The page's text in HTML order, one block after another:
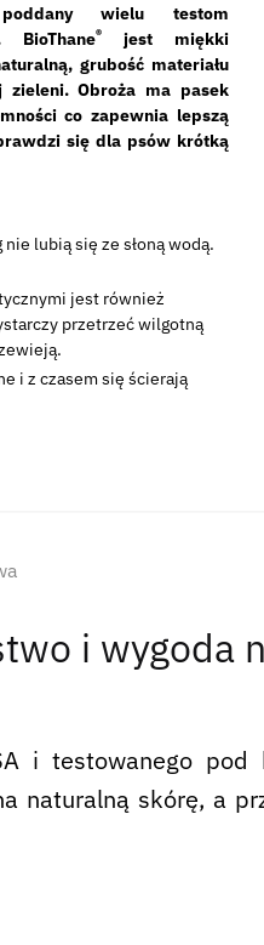
poddany wielu testom
BioThane®jest miękki
grubość materiału
zieleni. Obroża ma pasek
co zapewnia lepszą
się dla psów krótką
lubią się ze słoną wodą.
jest również
przetrzeć wilgotną
i z czasem się ścierają
i wygoda
i testowanego pod
naturalną skórę, a